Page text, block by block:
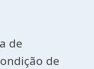
de
de